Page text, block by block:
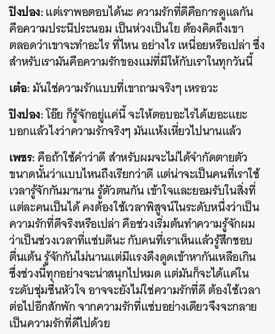
ปิงปอง:แต่เราพอตอบได้นะ ความรักที่ดีคือการดูแลกัน
คือความประนีประนอม เป็นห่วงเป็นใย ต้องคิดถึงเขา
ตลอดว่าเขาจะทำอะไร ที่ไหน อย่างไร เหนื่อยหรือเปล่า ซึ่ง
สำหรับเรามันคือความรักของแม่ที่มีให้กับเราในทุกวันนี้
เต๋อ:มันใช่ความรักแบบที่เขาถามจริงๆ เหรอวะ
ปิงปอง:โอ๊ย ก็รู้จักอยู่แค่นี้ จะให้ตอบอะไรได้เยอะแยะ
บอกแล้วไงว่าความรักจริงๆ มันแห้งเหี่ยวไปนานแล้ว
เพชร:คือถ้าใช้คำว่าดี สำหรับผมจะไม่ได้จำกัดตายตัว
ขนาดนั้นว่าแบบไหนถึงเรียกว่าดี แต่น่าจะเป็นคนที่เราใช้
เวลารู้จักกันมานาน รู้ตัวตนกัน เข้าใจและยอมรับในสิ่งที่
แต่ละคนเป็นได้ คงต้องใช้เวลาพิสูจน์ในระดับหนึ่งว่าเป็น
ความรักที่ดีจริงหรือเปล่า คือช่วงเริ่มต้นทำความรู้จักผม
ว่าเป็นช่วงเวลาที่แซ่บดีนะ กับคนที่เราเห็นแล้วรู้สึกชอบ
ตื่นเต้น รู้จักกันไม่นานแต่มีแรงดึงดูดเข้าหากันเหลือเกิน
ซึ่งช่วงนี้ทุกอย่างจะน่าสนุกไปหมด แต่มันก็จะได้แค่ใน
ระดับชุ่มชื่นหัวใจ อาจจะยังไม่ใช่ความรักที่ดี ต้องใช้เวลา
ต่อไปอีกสักพัก จากความรักที่แซ่บอย่างเดียวจึงจะกลาย
เป็นความรักที่ดีไปด้วย